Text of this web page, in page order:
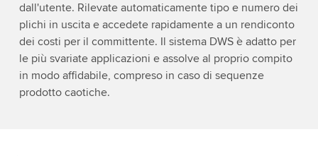
dall'utente. Rilevate automaticamente tipo e numero dei
plichi in uscita e accedete rapidamente a un rendiconto
dei costi per il committente. Il sistema DWS è adatto per
le più svariate applicazioni e assolve al proprio compito
in modo affidabile, compreso in caso di sequenze
prodotto caotiche.